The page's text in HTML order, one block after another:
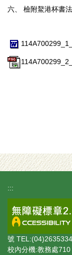
六、 檢附鰲港杯書
:::
號
校內分機:教務處